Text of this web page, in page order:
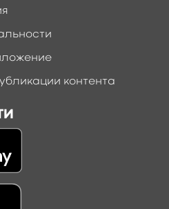
контента